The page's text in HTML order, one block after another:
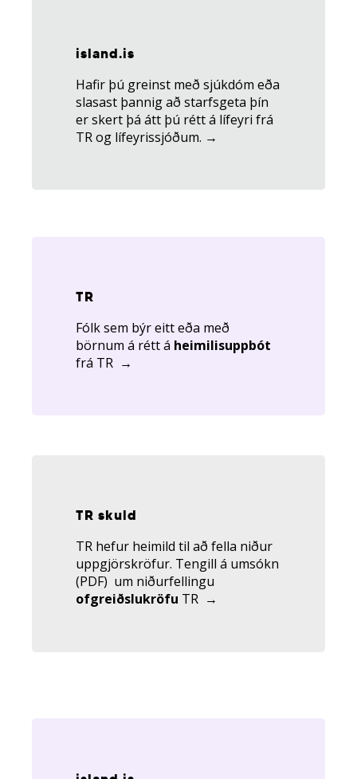
island.is
Hafir þú greinst með sjúkdóm eða
slasast þannig að starfsgeta þín
er skert þá átt þú rétt á lífeyri frá
TR og lífeyrissjóðum. →
TR
Fólk sem býr eitt eða með
börnum á rétt á heimilisuppbót
frá TR →
TR skuld
TR hefur heimild til að fella niður
uppgjörskröfur. Tengill á umsókn
(PDF) um niðurfellingu
ofgreiðslukröfu TR →